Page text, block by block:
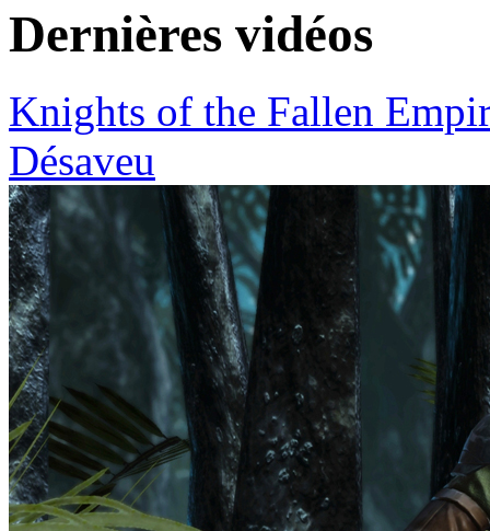
Dernières vidéos
Knights of the Fallen
Désaveu